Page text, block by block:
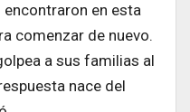
en esta
comenzar de nuevo.
a sus familias al
nace del